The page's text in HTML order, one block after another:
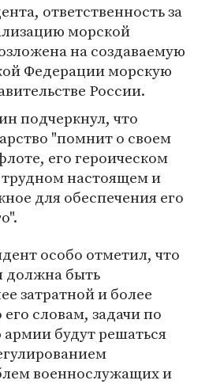
ответственность за
морской
на создаваемую
Федерации морскую
России.
подчеркнул, что
"помнит о своем
его героическом
настоящем и
для обеспечения его
особо отметил, что
должна быть
затратной и более
словам, задачи по
будут решаться
военнослужащих и